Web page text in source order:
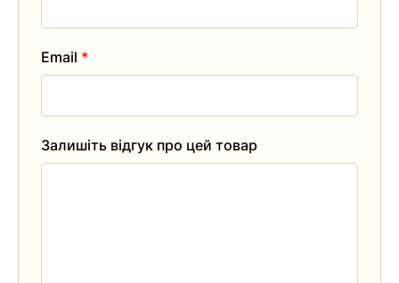
Залишіть відгук про цей товар
Email *